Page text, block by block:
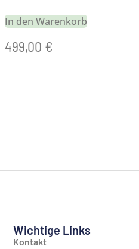
In den Warenkorb
499,00 €
Wichtige Links
Kontakt